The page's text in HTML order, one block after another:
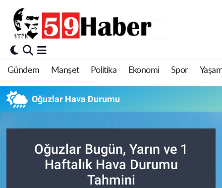
Gündem Manşet Politika Ekonomi Spor
Oğuzlar Hava Durumu
Oğuzlar Bugün, Yarın ve 1
Haftalık Hava Durumu
Tahmini